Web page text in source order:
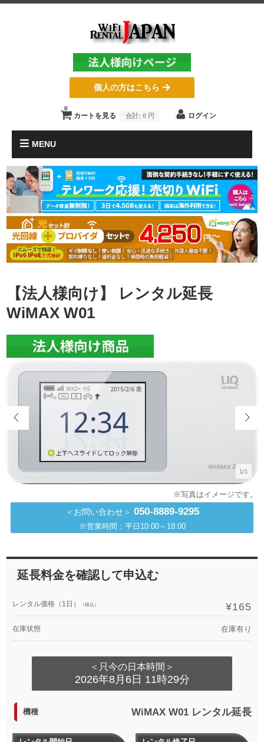
個人の方はこちら
カートを見る
0
合計: 0 円 ログイン
MENU
【法人様向け】 レンタル延長
WiMAX W01
1/1
＜お問い合わせ＞ 050-8889-9295
※営業時間：平日10:00～18:00
延長料金を確認して申込む
レンタル価格（1日） （税込） ¥165
在庫状態 在庫有り
＜只今の日本時間＞
2026年8月6日 11時29分
機種 WiMAX W01 レンタル延長